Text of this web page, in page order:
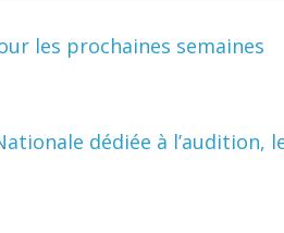
les prochaines semaines
dédiée à l’audition,